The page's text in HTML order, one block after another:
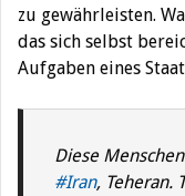
zu gewährleisten.
das sich selbst
Aufgaben eines
Diese
#Iran, Teheran.